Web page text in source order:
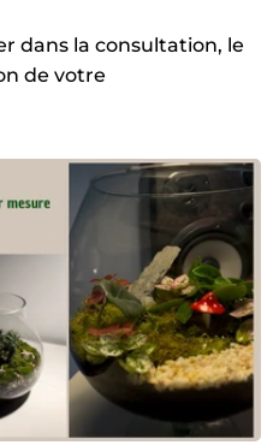
dans la consultation, le
de votre